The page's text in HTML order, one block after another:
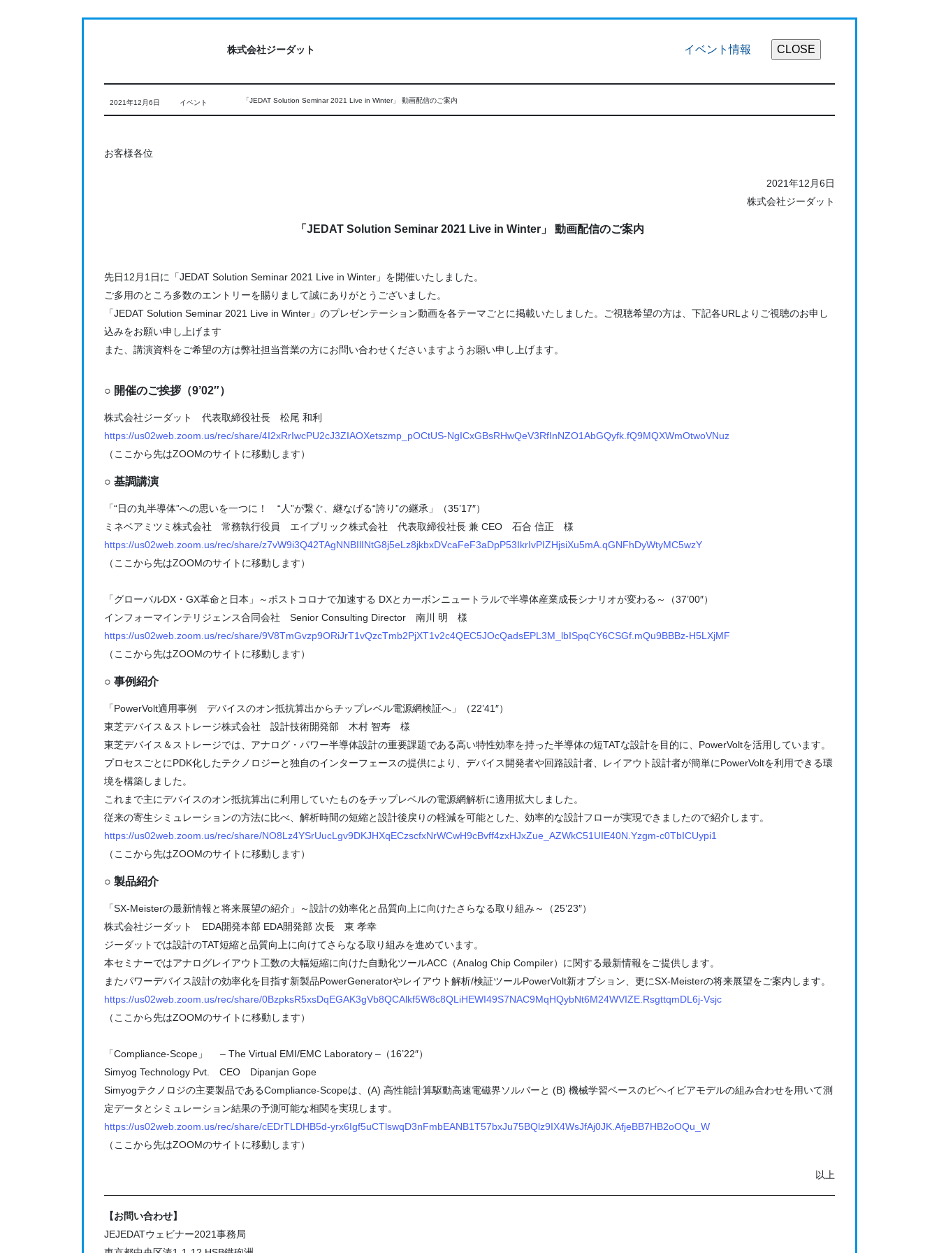
株式会社ジーダット イベント情報
2021年12月6日 イベント 「JEDAT Solution Seminar 2021 Live in Winter」 動画配信のご案内
お客様各位
2021年12月6日
株式会社ジーダット
「JEDAT Solution Seminar 2021 Live in Winter」 動画配信のご案内
先日12月1日に「JEDAT Solution Seminar 2021 Live in Winter」を開催いたしました。
ご多用のところ多数のエントリーを賜りまして誠にありがとうございました。
「JEDAT Solution Seminar 2021 Live in Winter」のプレゼンテーション動画を各テーマごとに掲載いたしました。ご視聴希望の方は、下記各URLよりご視聴のお申し
込みをお願い申し上げます
また、講演資料をご希望の方は弊社担当営業の方にお問い合わせくださいますようお願い申し上げます。
○ 開催のご挨拶（9’02″）
株式会社ジーダット 代表取締役社長 松尾 和利
https://us02web.zoom.us/rec/share/4I2xRrIwcPU2cJ3ZIAOXetszmp_pOCtUS-NgICxGBsRHwQeV3RfInNZO1AbGQyfk.fQ9MQXWmOtwoVNuz
（ここから先はZOOMのサイトに移動します）
○ 基調講演
「“日の丸半導体”への思いを一つに！ “人”が繋ぐ、継なげる“誇り”の継承」（35’17″）
ミネベアミツミ株式会社 常務執行役員 エイブリック株式会社 代表取締役社長 兼 CEO 石合 信正 様
https://us02web.zoom.us/rec/share/z7vW9i3Q42TAgNNBIlINtG8j5eLz8jkbxDVcaFeF3aDpP53IkrIvPIZHjsiXu5mA.qGNFhDyWtyMC5wzY
（ここから先はZOOMのサイトに移動します）
「グローバルDX・GX革命と日本」～ポストコロナで加速する DXとカーボンニュートラルで半導体産業成長シナリオが変わる～（37’00″）
インフォーマインテリジェンス合同会社 Senior Consulting Director 南川 明 様
https://us02web.zoom.us/rec/share/9V8TmGvzp9ORiJrT1vQzcTmb2PjXT1v2c4QEC5JOcQadsEPL3M_lbISpqCY6CSGf.mQu9BBBz-H5LXjMF
（ここから先はZOOMのサイトに移動します）
○ 事例紹介
「PowerVolt適用事例 デバイスのオン抵抗算出からチップレベル電源網検証へ」（22’41″）
東芝デバイス＆ストレージ株式会社 設計技術開発部 木村 智寿 様
東芝デバイス＆ストレージでは、アナログ・パワー半導体設計の重要課題である高い特性効率を持った半導体の短TATな設計を目的に、PowerVoltを活用しています。
プロセスごとにPDK化したテクノロジーと独自のインターフェースの提供により、デバイス開発者や回路設計者、レイアウト設計者が簡単にPowerVoltを利用できる環
境を構築しました。
これまで主にデバイスのオン抵抗算出に利用していたものをチップレベルの電源網解析に適用拡大しました。
従来の寄生シミュレーションの方法に比べ、解析時間の短縮と設計後戻りの軽減を可能とした、効率的な設計フローが実現できましたので紹介します。
https://us02web.zoom.us/rec/share/NO8Lz4YSrUucLgv9DKJHXqECzscfxNrWCwH9cBvff4zxHJxZue_AZWkC51UIE40N.Yzgm-c0TbICUypi1
（ここから先はZOOMのサイトに移動します）
○ 製品紹介
「SX-Meisterの最新情報と将来展望の紹介」～設計の効率化と品質向上に向けたさらなる取り組み～（25’23″）
株式会社ジーダット EDA開発本部 EDA開発部 次長 東 孝幸
ジーダットでは設計のTAT短縮と品質向上に向けてさらなる取り組みを進めています。
本セミナーではアナログレイアウト工数の大幅短縮に向けた自動化ツールACC（Analog Chip Compiler）に関する最新情報をご提供します。
またパワーデバイス設計の効率化を目指す新製品PowerGeneratorやレイアウト解析/検証ツールPowerVolt新オプション、更にSX-Meisterの将来展望をご案内します。
https://us02web.zoom.us/rec/share/0BzpksR5xsDqEGAK3gVb8QCAlkf5W8c8QLiHEWI49S7NAC9MqHQybNt6M24WVIZE.RsgttqmDL6j-Vsjc
（ここから先はZOOMのサイトに移動します）
「Compliance-Scope」 – The Virtual EMI/EMC Laboratory –（16’22″）
Simyog Technology Pvt. CEO Dipanjan Gope
Simyogテクノロジの主要製品であるCompliance-Scopeは、(A) 高性能計算駆動高速電磁界ソルバーと (B) 機械学習ベースのビヘイビアモデルの組み合わせを用いて測
定データとシミュレーション結果の予測可能な相関を実現します。
https://us02web.zoom.us/rec/share/cEDrTLDHB5d-yrx6Igf5uCTlswqD3nFmbEANB1T57bxJu75BQlz9IX4WsJfAj0JK.AfjeBB7HB2oOQu_W
（ここから先はZOOMのサイトに移動します）
以上
【お問い合わせ】
JEJEDATウェビナー2021事務局